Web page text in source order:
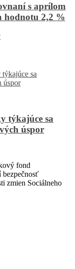
s aprílom
hodnotu 2,2 %
týkajúce sa
úspor
fond
bezpečnosť
zmien Sociálneho